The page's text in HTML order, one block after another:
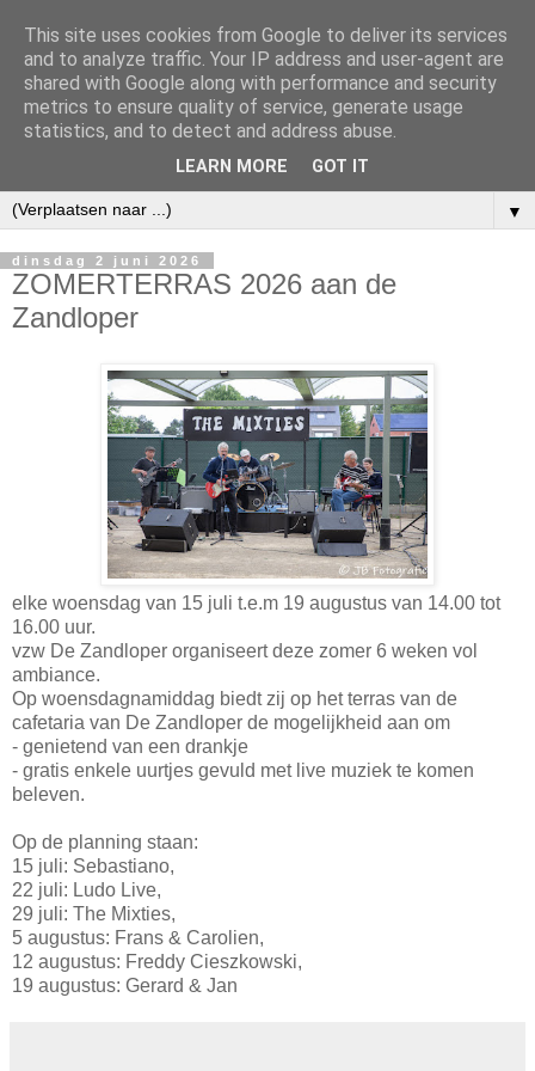
▼
dinsdag 2 juni 2026
ZOMERTERRAS 2026 aan de
Zandloper
elke woensdag van 15 juli t.e.m 19 augustus van 14.00 tot
16.00 uur.
vzw De Zandloper organiseert deze zomer 6 weken vol
ambiance.
Op woensdagnamiddag biedt zij op het terras van de
cafetaria van De Zandloper de mogelijkheid aan om
- genietend van een drankje
- gratis enkele uurtjes gevuld met live muziek te komen
beleven.
Op de planning staan:
15 juli: Sebastiano,
22 juli: Ludo Live,
29 juli: The Mixties,
5 augustus: Frans & Carolien,
12 augustus: Freddy Cieszkowski,
19 augustus: Gerard & Jan
This site uses cookies from Google to deliver its services
and to analyze traffic. Your IP address and user-agent are
shared with Google along with performance and security
metrics to ensure quality of service, generate usage
statistics, and to detect and address abuse.
LEARN MORE GOT IT